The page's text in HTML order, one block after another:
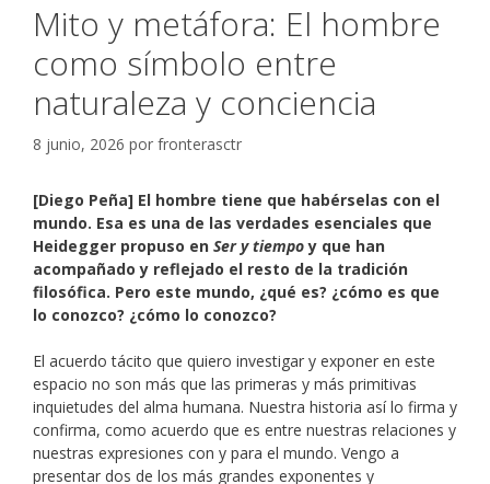
Mito y metáfora: El hombre
como símbolo entre
naturaleza y conciencia
8 junio, 2026 por fronterasctr
[Diego Peña] El hombre tiene que habérselas con el
mundo. Esa es una de las verdades esenciales que
Heidegger propuso en Ser y tiempoy que han
acompañado y reflejado el resto de la tradición
filosófica. Pero este mundo, ¿qué es? ¿cómo es que
lo conozco? ¿cómo lo conozco?
El acuerdo tácito que quiero investigar y exponer en este
espacio no son más que las primeras y más primitivas
inquietudes del alma humana. Nuestra historia así lo firma y
confirma, como acuerdo que es entre nuestras relaciones y
nuestras expresiones con y para el mundo. Vengo a
presentar dos de los más grandes exponentes y